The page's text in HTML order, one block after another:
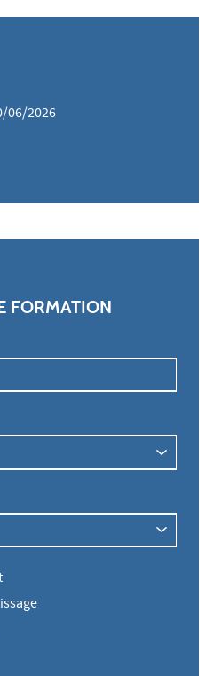
06/2026
FORMATION